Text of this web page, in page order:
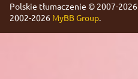
Polskie tłumaczenie © 2007-2026
2002-2026 MyBB Group.